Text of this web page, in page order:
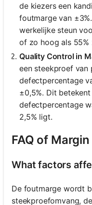
de kiezers een
foutmarge van
werkelijke steun
of zo hoog als 55%
Quality Control in
een steekproef van
defectpercentage
±0,5%. Dit
defectpercentage
2,5% ligt.
FAQ of
What factors
De foutmarge wordt
steekproefomvang,